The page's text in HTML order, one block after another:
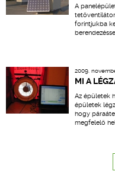
A
forintjukba
2009.
MI A
Az épületek
épületek
hogy
megfelelő